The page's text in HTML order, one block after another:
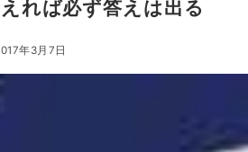
れば必ず答えは出る
年3月7日